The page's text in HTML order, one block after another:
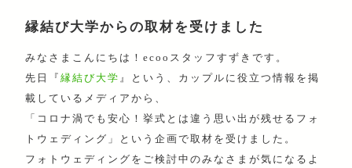
縁結び大学からの取材を受けました
みなさまこんにちは！ecooスタッフすずきです。
先日『縁結び大学 』という、カップルに役立つ情報を掲
載しているメディアから、
「コロナ渦でも安心！挙式とは違う思い出が残せるフォ
トウェディング」という企画で取材を受けました。
フォトウェディングをご検討中のみなさまが気になるよ